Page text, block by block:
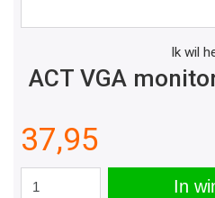
Ik wil
ACT VGA
37,95
In